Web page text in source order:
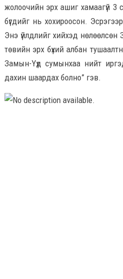
жолоочийн эрх ашиг хамаагүй 3
бүгдийг нь хохироосон.
Энэ үйлдлийг хийхэд
төвийн эрх бүхий албан
Замын-Үүд сумынхаа нийт
дахин шаардах болно” гэв.